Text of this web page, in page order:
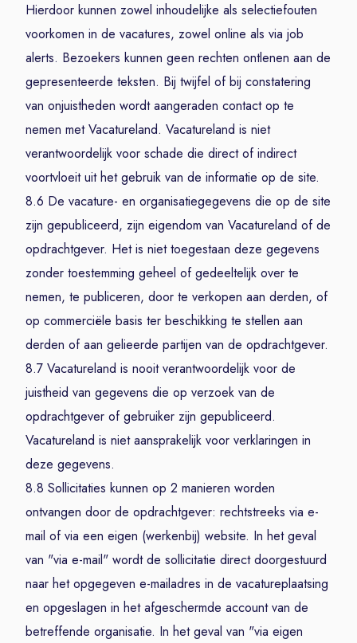
Hierdoor kunnen zowel inhoudelijke als selectiefouten
voorkomen in de vacatures, zowel online als via job
alerts. Bezoekers kunnen geen rechten ontlenen aan de
gepresenteerde teksten. Bij twijfel of bij constatering
van onjuistheden wordt aangeraden contact op te
nemen met Vacatureland. Vacatureland is niet
verantwoordelijk voor schade die direct of indirect
voortvloeit uit het gebruik van de informatie op de site.
8.6 De vacature- en organisatiegegevens die op de site
zijn gepubliceerd, zijn eigendom van Vacatureland of de
opdrachtgever. Het is niet toegestaan deze gegevens
zonder toestemming geheel of gedeeltelijk over te
nemen, te publiceren, door te verkopen aan derden, of
op commerciële basis ter beschikking te stellen aan
derden of aan gelieerde partijen van de opdrachtgever.
8.7 Vacatureland is nooit verantwoordelijk voor de
juistheid van gegevens die op verzoek van de
opdrachtgever of gebruiker zijn gepubliceerd.
Vacatureland is niet aansprakelijk voor verklaringen in
deze gegevens.
8.8 Sollicitaties kunnen op 2 manieren worden
ontvangen door de opdrachtgever: rechtstreeks via e-
mail of via een eigen (werkenbij) website. In het geval
van "via e-mail" wordt de sollicitatie direct doorgestuurd
naar het opgegeven e-mailadres in de vacatureplaatsing
en opgeslagen in het afgeschermde account van de
betreffende organisatie. In het geval van "via eigen